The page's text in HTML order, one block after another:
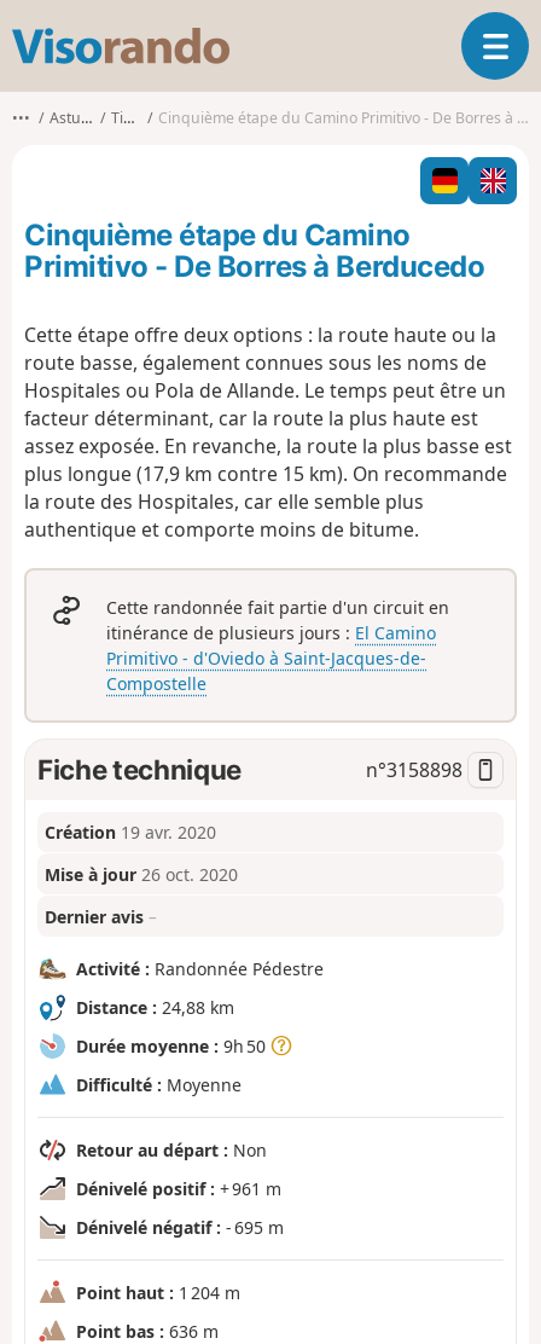
s
o
o
O
u
i
r
l
i
a
i
o
n
••• Asturies Tineo Cinquième étape du Camino Primitivo - De Borres à Berducedo
Cinquième étape du Camino
Primitivo - De Borres à Berducedo
Cette étape offre deux options : la route haute ou la
route basse, également connues sous les noms de
Hospitales ou Pola de Allande. Le temps peut être un
facteur déterminant, car la route la plus haute est
assez exposée. En revanche, la route la plus basse est
plus longue (17,9 km contre 15 km). On recommande
la route des Hospitales, car elle semble plus
authentique et comporte moins de bitume.
Cette randonnée fait partie d'un circuit en
itinérance de plusieurs jours : El Camino
Primitivo - d'Oviedo à Saint-Jacques-de-
Compostelle
Fiche technique n°3158898
Création 19 avr. 2020
Mise à jour 26 oct. 2020
Dernier avis –
Activité : Randonnée Pédestre
Distance : 24,88 km
Durée moyenne : 9h 50
Difficulté : Moyenne
Retour au départ : Non
Dénivelé positif : + 961 m
Dénivelé négatif : - 695 m
Point haut : 1 204 m
Point bas : 636 m